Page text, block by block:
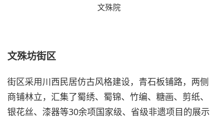
文殊院
文殊坊街区
街区采用川西民居仿古风格建设，青石板铺路，两侧
商铺林立，汇集了蜀绣、蜀锦、竹编、糖画、剪纸、
银花丝、漆器等30余项国家级、省级非遗项目的展示